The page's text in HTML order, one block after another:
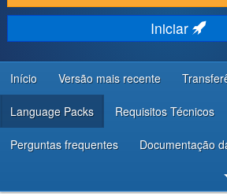
DESCUBRA & APRENDA
COMUNIDADE & SUPORTE
RECURSOS PARA DESENVOLVEDORES
Iniciar
Início Versão mais recente
Language Packs Requisitos Técnicos
Perguntas frequentes Documentação